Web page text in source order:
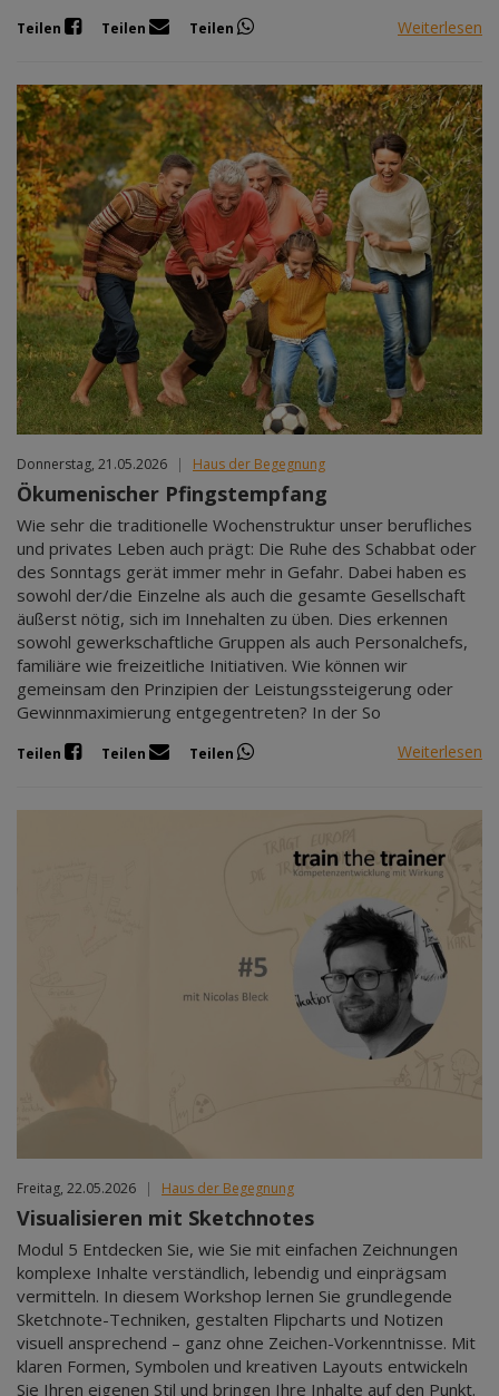
Teilen Teilen Teilen Weiterlesen
Donnerstag, 21.05.2026 | Haus der Begegnung
Ökumenischer Pfingstempfang
Wie sehr die traditionelle Wochenstruktur unser berufliches
und privates Leben auch prägt: Die Ruhe des Schabbat oder
des Sonntags gerät immer mehr in Gefahr. Dabei haben es
sowohl der/die Einzelne als auch die gesamte Gesellschaft
äußerst nötig, sich im Innehalten zu üben. Dies erkennen
sowohl gewerkschaftliche Gruppen als auch Personalchefs,
familiäre wie freizeitliche Initiativen. Wie können wir
gemeinsam den Prinzipien der Leistungssteigerung oder
Gewinnmaximierung entgegentreten? In der So
Teilen Teilen Teilen Weiterlesen
Freitag, 22.05.2026 | Haus der Begegnung
Visualisieren mit Sketchnotes
Modul 5 Entdecken Sie, wie Sie mit einfachen Zeichnungen
komplexe Inhalte verständlich, lebendig und einprägsam
vermitteln. In diesem Workshop lernen Sie grundlegende
Sketchnote-Techniken, gestalten Flipcharts und Notizen
visuell ansprechend – ganz ohne Zeichen-Vorkenntnisse. Mit
klaren Formen, Symbolen und kreativen Layouts entwickeln
Sie Ihren eigenen Stil und bringen Ihre Inhalte auf den Punkt.